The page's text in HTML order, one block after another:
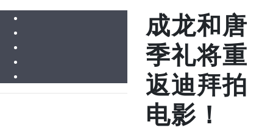
成龙和唐
季礼将重
返迪拜拍
电影！